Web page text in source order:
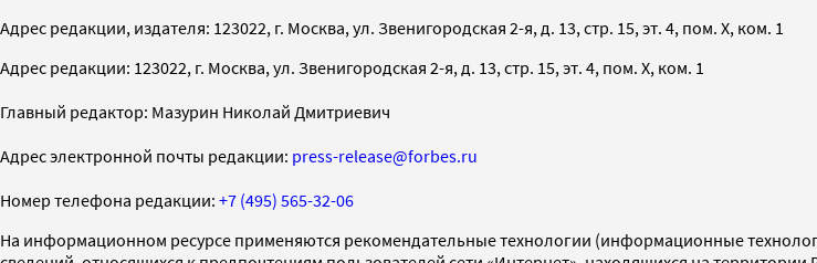
Адрес редакции, издателя: 123022, г. Москва, ул. Звенигородская 2-я, д. 13, стр. 15, эт. 4, пом. X, ком. 1
Адрес редакции: 123022, г. Москва, ул. Звенигородская 2-я, д. 13, стр. 15, эт. 4, пом. X, ком. 1
Главный редактор: Мазурин Николай Дмитриевич
Адрес электронной почты редакции: press-release@forbes.ru
Номер телефона редакции: +7 (495) 565-32-06
На информационном ресурсе применяются рекомендательные технологии (информационные